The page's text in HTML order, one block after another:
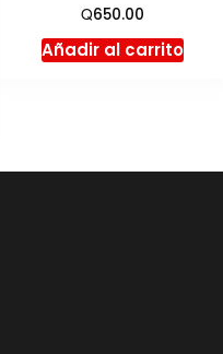
Q650.00
Añadir al carrito